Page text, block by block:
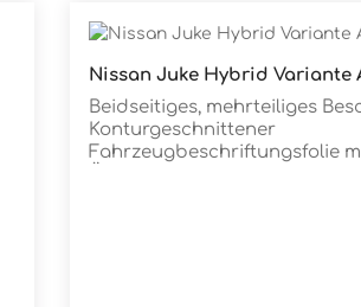
Details
Nissan Juke Hybrid Variante
Beidseitiges, mehrteiliges
Konturgeschnittener
Fahrzeugbeschriftungsfolie